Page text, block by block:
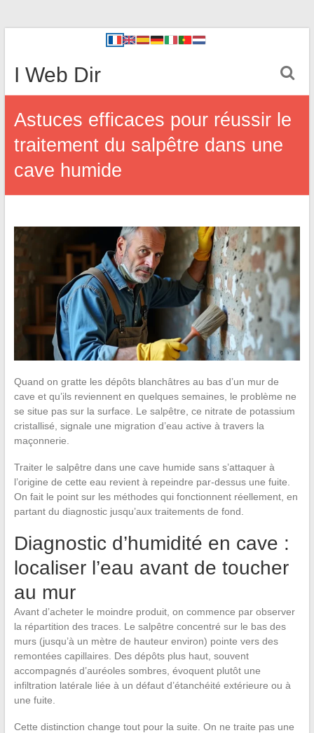
I Web Dir
Astuces efficaces pour réussir le
traitement du salpêtre dans une
cave humide
Quand on gratte les dépôts blanchâtres au bas d’un mur de
cave et qu’ils reviennent en quelques semaines, le problème ne
se situe pas sur la surface. Le salpêtre, ce nitrate de potassium
cristallisé, signale une migration d’eau active à travers la
maçonnerie.
Traiter le salpêtre dans une cave humide sans s’attaquer à
l’origine de cette eau revient à repeindre par-dessus une fuite.
On fait le point sur les méthodes qui fonctionnent réellement, en
partant du diagnostic jusqu’aux traitements de fond.
Diagnostic d’humidité en cave :
localiser l’eau avant de toucher
au mur
Avant d’acheter le moindre produit, on commence par observer
la répartition des traces. Le salpêtre concentré sur le bas des
murs (jusqu’à un mètre de hauteur environ) pointe vers des
remontées capillaires. Des dépôts plus haut, souvent
accompagnés d’auréoles sombres, évoquent plutôt une
infiltration latérale liée à un défaut d’étanchéité extérieure ou à
une fuite.
Cette distinction change tout pour la suite. On ne traite pas une